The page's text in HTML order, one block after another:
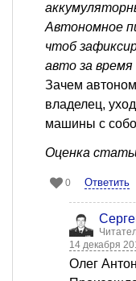
Автономное
чтоб
авто за
Зачем
владелец,
машины с
Оценка
0 Ответить
14 декабря
Олег